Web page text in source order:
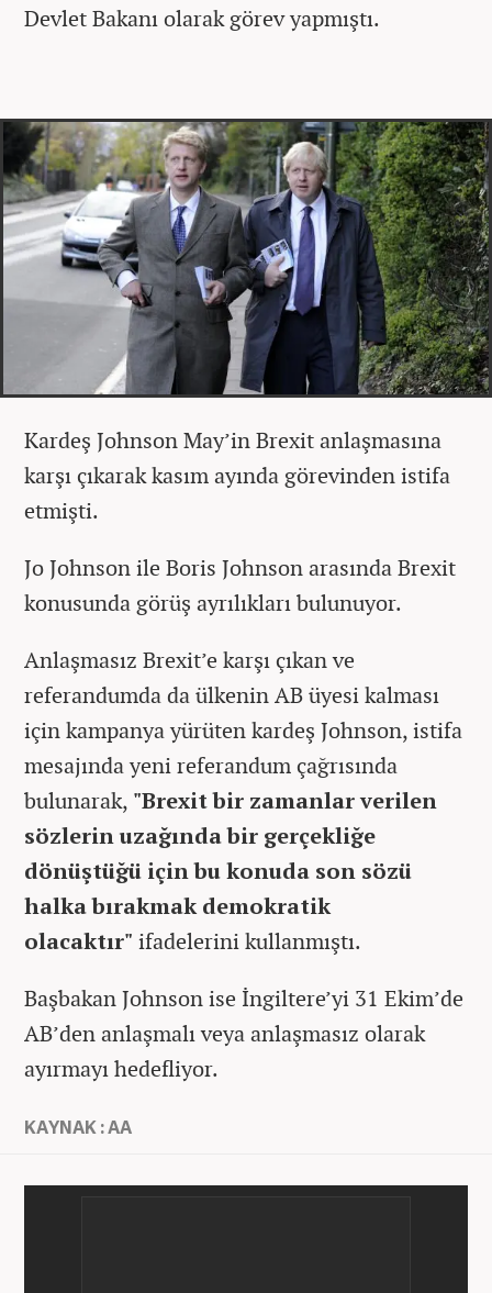
Devlet Bakanı olarak görev yapmıştı.
Kardeş Johnson May’in Brexit anlaşmasına
karşı çıkarak kasım ayında görevinden istifa
etmişti.
Jo Johnson ile Boris Johnson arasında Brexit
konusunda görüş ayrılıkları bulunuyor.
Anlaşmasız Brexit’e karşı çıkan ve
referandumda da ülkenin AB üyesi kalması
için kampanya yürüten kardeş Johnson, istifa
mesajında yeni referandum çağrısında
bulunarak, "Brexit bir zamanlar verilen
sözlerin uzağında bir gerçekliğe
dönüştüğü için bu konuda son sözü
halka bırakmak demokratik
olacaktır" ifadelerini kullanmıştı.
Başbakan Johnson ise İngiltere’yi 31 Ekim’de
AB’den anlaşmalı veya anlaşmasız olarak
ayırmayı hedefliyor.
KAYNAK : AA